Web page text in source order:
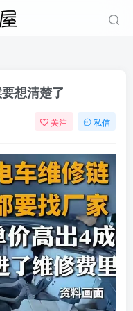
想清楚了
关注 私信